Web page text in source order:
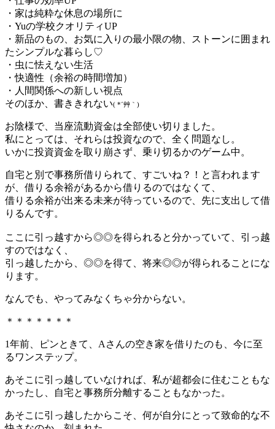
・家は純粋な休息の場所に
・Yuの学校クオリティUP
・新品のもの、お気に入りの最小限の物、ストーンに囲まれ
たシンプルな暮らし♡
・虫に怯えない生活
・快適性（余裕の時間増加）
・人間関係への新しい視点
そのほか、書ききれない( *´艸｀)
お陰様で、当座流動資金は全部使い切りました。
私にとっては、それらは投資なので、全く問題なし。
いかに投資資金を取り崩さず、乗り切るかのゲーム中。
自宅と別で事務所借りられて、すごいね？！と言われます
が、借りる余裕があるから借りるのではなくて、
借りる余裕が出来る未来が待っているので、先に支出して借
りるんです。
ここに引っ越すから◎◎を得られると分かっていて、引っ越
すのではなく、
引っ越したから、◎◎を得て、将来◎◎が得られることにな
ります。
なんでも、やってみなくちゃ分からない。
＊＊＊＊＊＊＊
1年前、ピンときて、Aさんの空き家を借りたのも、今に至
るワンステップ。
あそこに引っ越していなければ、私が超都会に住むこともな
かったし、自宅と事務所分離することもなかった。
あそこに引っ越したからこそ、何が自分にとって致命的な不